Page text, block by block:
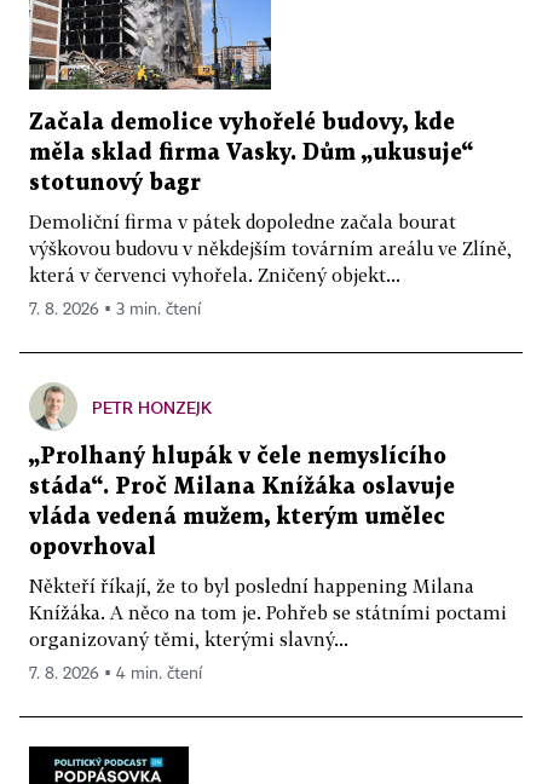
Začala demolice vyhořelé budovy, kde
měla sklad firma Vasky. Dům „ukusuje“
stotunový bagr
Demoliční firma v pátek dopoledne začala bourat
výškovou budovu v někdejším továrním areálu ve Zlíně,
která v červenci vyhořela. Zničený objekt...
7. 8. 2026 ▪ 3 min. čtení
PETR HONZEJK
„Prolhaný hlupák v čele nemyslícího
stáda“. Proč Milana Knížáka oslavuje
vláda vedená mužem, kterým umělec
opovrhoval
Někteří říkají, že to byl poslední happening Milana
Knížáka. A něco na tom je. Pohřeb se státními poctami
organizovaný těmi, kterými slavný...
7. 8. 2026 ▪ 4 min. čtení